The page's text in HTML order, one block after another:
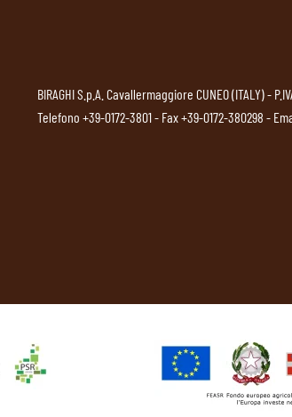
BIRAGHI S.p.A. Cavallermaggiore CUNEO (ITALY) -
Telefono +39-0172-3801- Fax +39-0172-380298 -